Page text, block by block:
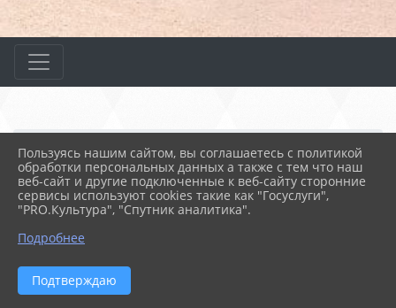
Главная АБИТУРИЕНТАМ
Абитуриентам
02. Рейтинговые списки
43.01.09 Повар, кондитер
18.06.2026 08:32
43.01.09 ПОВАР, КОНДИТЕР
Из них:
Пользуясь нашим сайтом, вы соглашаетесь с политикой
обработки персональных данных а также с тем что наш
веб-сайт и другие подключенные к веб-сайту сторонние
сервисы используют cookies такие как "Госуслуги",
"PRO.Культура", "Спутник аналитика".
Подробнее
Подтверждаю